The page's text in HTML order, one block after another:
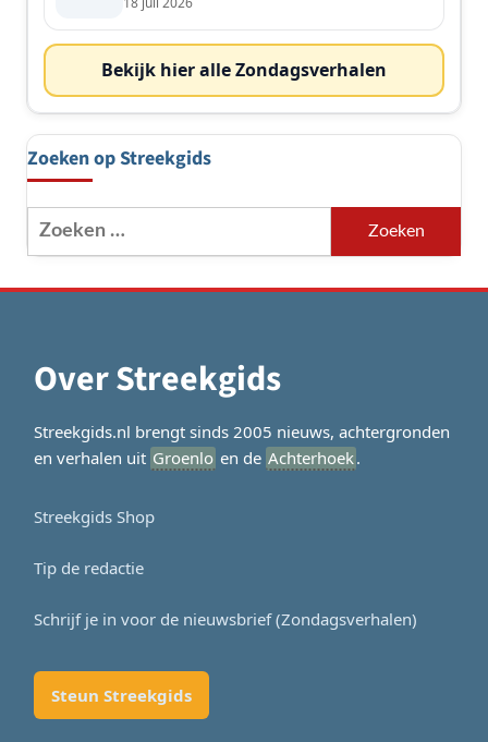
Bekijk hier alle Zondagsverhalen
Zoeken op Streekgids
Zoeken
naar:
Over Streekgids
Streekgids.nl brengt sinds 2005 nieuws, achtergronden
en verhalen uit Groenlo en de Achterhoek.
Streekgids Shop
Tip de redactie
Schrijf je in voor de nieuwsbrief (Zondagsverhalen)
Steun Streekgids